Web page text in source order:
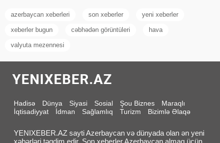
azerbaycan xeberleri son xeberler yeni xeberler
xeberler bugun cəbhədən görüntüleri hava
valyuta mezennesi
Hadisə Dünya Siyasi Sosial Şou Biznes
Maraqlı
İqtisadiyyat
İdman Sağlamlıq Turizm Bizimlə Əlaqə
YENIXEBER.AZ sayti Azerbaycan və dünyada olan ən yeni
xəbərləri təqdim edir. Son xeberler Azerbaycan almaq üçün